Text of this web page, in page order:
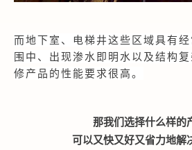
而地下室、电梯井这些区域具有
围中、出现渗水即明水以及结构
修产品的性能要求很高。
那我们选择什么样的
可以又快又好又省力地解